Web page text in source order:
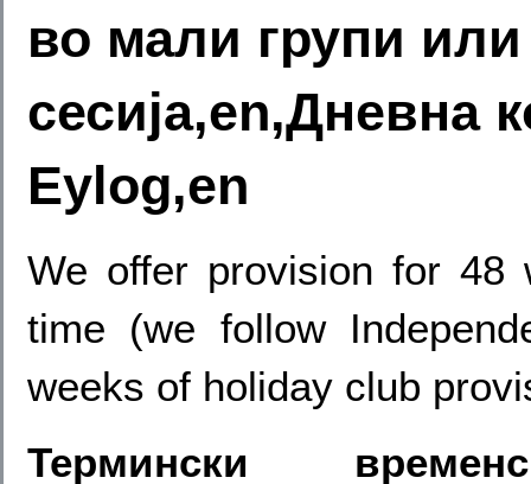
во мали групи
сесија,en,Дневна
Eylog,en
We offer provision for
time (we follow
weeks of holiday club
Термински